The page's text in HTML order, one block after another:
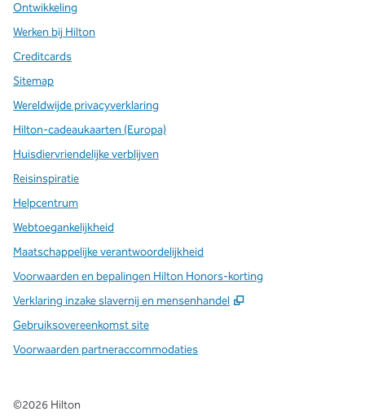
Ontwikkeling
Werken bij Hilton
Creditcards
Sitemap
Wereldwijde privacyverklaring
Hilton-cadeaukaarten (Europa)
Huisdiervriendelijke verblijven
Reisinspiratie
Helpcentrum
Webtoegankelijkheid
Maatschappelijke verantwoordelijkheid
Voorwaarden en bepalingen Hilton Honors-korting
Verklaring inzake slavernij en mensenhandel
,
Gebruiksovereenkomst site
Voorwaarden partneraccommodaties
©2026 Hilton